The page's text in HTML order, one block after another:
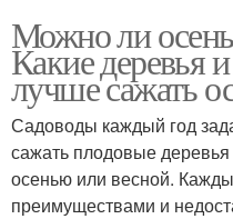
Можно ли
Какие деревья
лучше сажать
Садоводы каждый год
сажать плодовые деревья
осенью или весной.
преимуществами и